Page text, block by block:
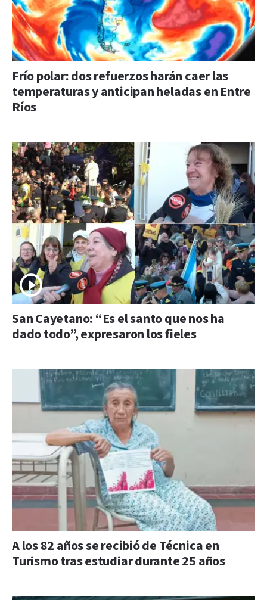
Frío polar: dos refuerzos harán caer las
temperaturas y anticipan heladas en Entre
Ríos
San Cayetano: “Es el santo que nos ha
dado todo”, expresaron los fieles
A los 82 años se recibió de Técnica en
Turismo tras estudiar durante 25 años